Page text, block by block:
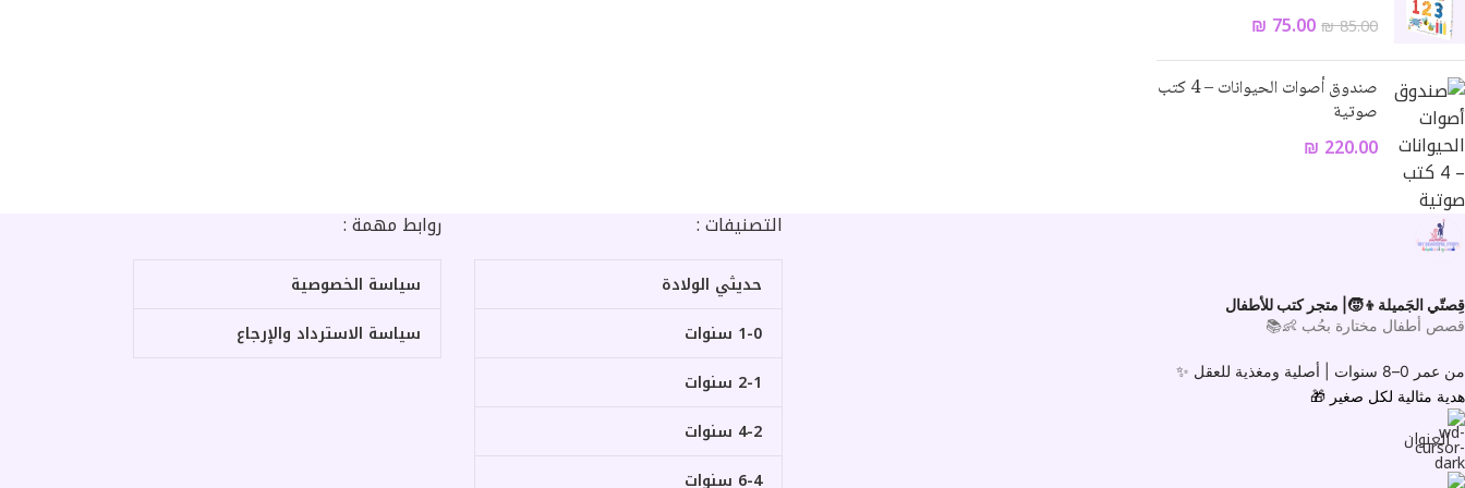
₪85.00
₪ 75.00
صندوق أصوات الحيوانات – 4 كتب
صوتية
₪ 220.00
قِصتّي الجَميلة👦🧒| متجر كتب للأطفال
قصص أطفال مختارة بحُب 👶📚
من عمر 0–8 سنوات |
أصلية ومغذية للعقل ✨
هدية مثالية لكل صغير 🎁
العنوان
التصنيفات :
حديثي الولادة
1-0 سنوات
2-1 سنوات
4-2 سنوات
6-4 سنوات
روابط مهمة :
سياسة الخصوصية
سياسة الاسترداد والإرجاع